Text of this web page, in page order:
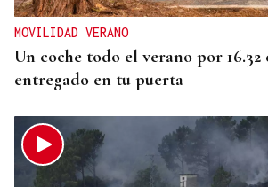
MOVILIDAD VERANO
Un coche todo el verano por 16.32
entregado en tu puerta